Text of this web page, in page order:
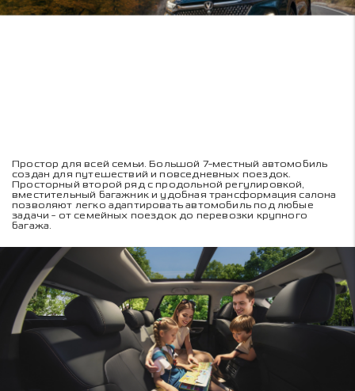
Простор для всей семьи. Большой 7-местный автомобиль
создан для путешествий и повседневных поездок.
Просторный второй ряд с продольной регулировкой,
вместительный багажник и удобная трансформация салона
позволяют легко адаптировать автомобиль под любые
задачи - от семейных поездок до перевозки крупного
багажа.